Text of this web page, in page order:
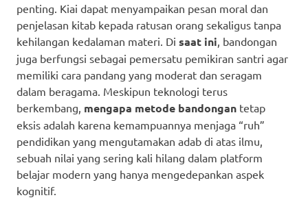
penting. Kiai dapat menyampaikan pesan moral dan
penjelasan kitab kepada ratusan orang sekaligus tanpa
kehilangan kedalaman materi. Di saat ini , bandongan
juga berfungsi sebagai pemersatu pemikiran santri agar
memiliki cara pandang yang moderat dan seragam
dalam beragama. Meskipun teknologi terus
berkembang, mengapa metode bandongan tetap
eksis adalah karena kemampuannya menjaga “ruh”
pendidikan yang mengutamakan adab di atas ilmu,
sebuah nilai yang sering kali hilang dalam platform
belajar modern yang hanya mengedepankan aspek
kognitif.